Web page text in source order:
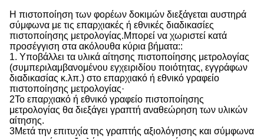
Η πιστοποίηση των φορέων δοκιμών διεξάγεται αυστηρά
σύμφωνα με τις επαρχιακές ή εθνικές διαδικασίες
πιστοποίησης μετρολογίας.Μπορεί να χωριστεί κατά
προσέγγιση στα ακόλουθα κύρια βήματα::
1. Υποβάλλει τα υλικά αίτησης πιστοποίησης μετρολογίας
(συμπεριλαμβανομένου εγχειριδίου ποιότητας, εγγράφων
διαδικασίας κ.λπ.) στο επαρχιακό ή εθνικό γραφείο
πιστοποίησης μετρολογίας·
2Το επαρχιακό ή εθνικό γραφείο πιστοποίησης
μετρολογίας θα διεξάγει γραπτή αναθεώρηση των υλικών
αίτησης.
3Μετά την επιτυχία της γραπτής αξιολόγησης και σύμφωνα